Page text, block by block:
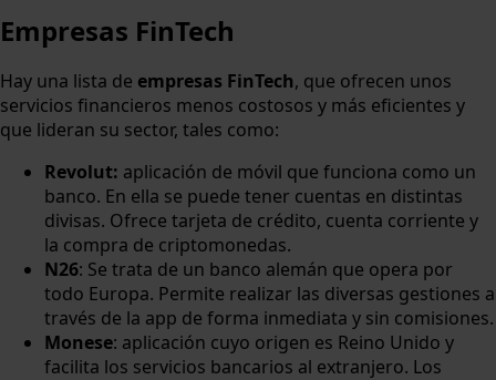
Empresas FinTech
Hay una lista de empresas FinTech, que ofrecen unos
servicios financieros menos costosos y más eficientes y
que lideran su sector, tales como:
Revolut: aplicación de móvil que funciona como un
banco. En ella se puede tener cuentas en distintas
divisas. Ofrece tarjeta de crédito, cuenta corriente y
la compra de criptomonedas.
N26: Se trata de un banco alemán que opera por
todo Europa. Permite realizar las diversas gestiones a
través de la app de forma inmediata y sin comisiones.
Monese: aplicación cuyo origen es Reino Unido y
facilita los servicios bancarios al extranjero. Los